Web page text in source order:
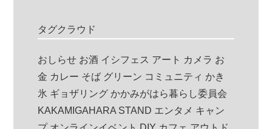
タグクラウド
おしらせ お酒 イシフェス アート カメラ お
金 カレー そば グリーン コミュニティ かき
氷 ギョザリング かかみがはら暮らし委員会
KAKAMIGAHARA STAND エンタメ キャン